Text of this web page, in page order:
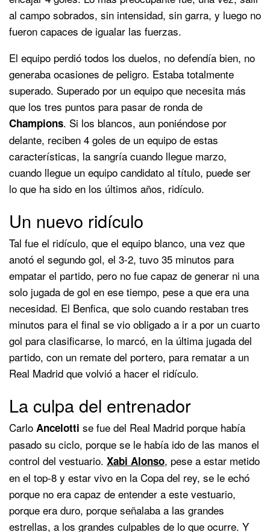
al campo sobrados, sin intensidad, sin garra, y luego no
fueron capaces de igualar las fuerzas.
El equipo perdió todos los duelos, no defendía bien, no
generaba ocasiones de peligro. Estaba totalmente
superado. Superado por un equipo que necesita más
que los tres puntos para pasar de ronda de
Champions. Si los blancos, aun poniéndose por
delante, reciben 4 goles de un equipo de estas
características, la sangría cuando llegue marzo,
cuando llegue un equipo candidato al título, puede ser
lo que ha sido en los últimos años, ridículo.
Un nuevo ridículo
Tal fue el ridículo, que el equipo blanco, una vez que
anotó el segundo gol, el 3-2, tuvo 35 minutos para
empatar el partido, pero no fue capaz de generar ni una
solo jugada de gol en ese tiempo, pese a que era una
necesidad. El Benfica, que solo cuando restaban tres
minutos para el final se vio obligado a ir a por un cuarto
gol para clasificarse, lo marcó, en la última jugada del
partido, con un remate del portero, para rematar a un
Real Madrid que volvió a hacer el ridículo.
La culpa del entrenador
Carlo Ancelotti se fue del Real Madrid porque había
pasado su ciclo, porque se le había ido de las manos el
control del vestuario. Xabi Alonso, pese a estar metido
en el top-8 y estar vivo en la Copa del rey, se le echó
porque no era capaz de entender a este vestuario,
porque era duro, porque señalaba a las grandes
estrellas, a los grandes culpables de lo que ocurre. Y